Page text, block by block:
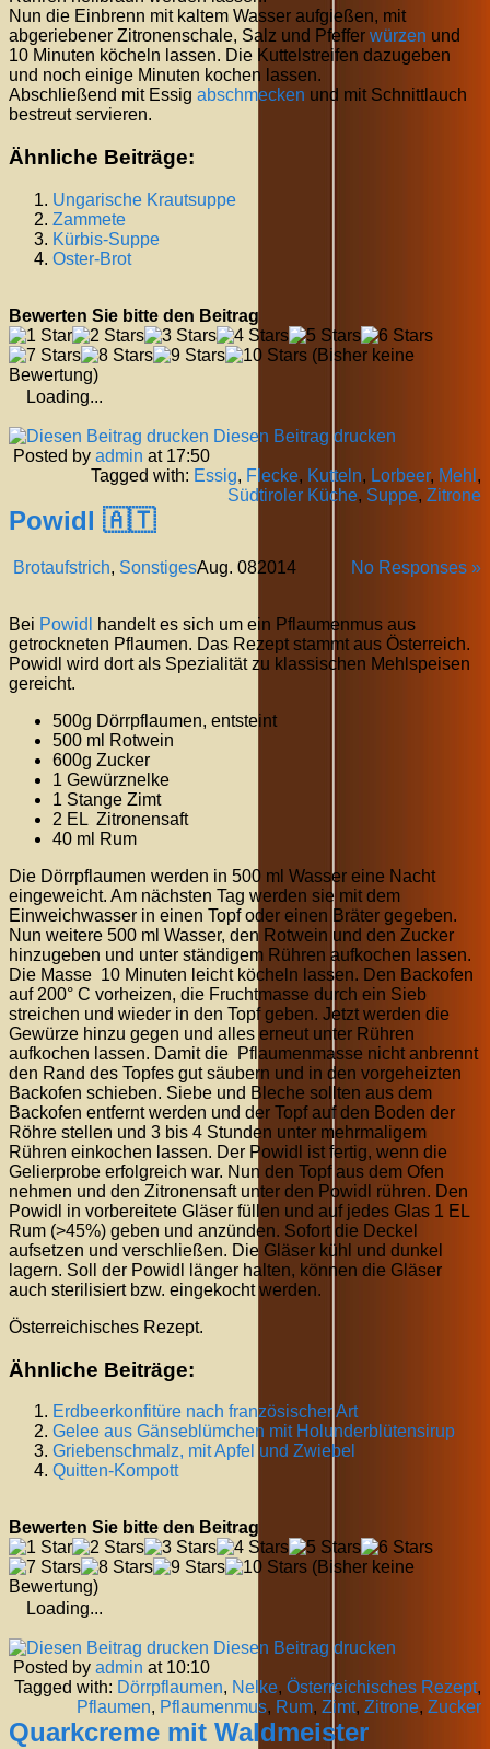
Nun die Einbrenn mit kaltem Wasser aufgießen, mit
abgeriebener Zitronenschale, Salz und Pfeffer würzen und
10 Minuten köcheln lassen. Die Kuttelstreifen dazugeben
und noch einige Minuten kochen lassen.
Abschließend mit Essig abschmecken und mit Schnittlauch
bestreut servieren.
Ähnliche Beiträge:
Ungarische Krautsuppe
Zammete
Kürbis-Suppe
Oster-Brot
Bewerten Sie bitte den Beitrag
(Bisher keine
Bewertung)
Loading...
Diesen Beitrag drucken
Posted by admin at 17:50
Tagged with: Essig, Flecke, Kutteln, Lorbeer, Mehl ,
Südtiroler Küche, Suppe, Zitrone
Powidl 🇦🇹
Brotaufstrich, Sonstiges No Responses »
Aug. 082014
Bei Powidl
handelt es sich um ein Pflaumenmus aus
getrockneten Pflaumen. Das Rezept stammt aus Österreich.
Powidl wird dort als Spezialität zu klassischen Mehlspeisen
gereicht.
500g Dörrpflaumen, entsteint
500 ml Rotwein
600g Zucker
1 Gewürznelke
1 Stange Zimt
2 EL Zitronensaft
40 ml Rum
Die Dörrpflaumen werden in 500 ml Wasser eine Nacht
eingeweicht. Am nächsten Tag werden sie mit dem
Einweichwasser in einen Topf oder einen Bräter gegeben.
Nun weitere 500 ml Wasser, den Rotwein und den Zucker
hinzugeben und unter ständigem Rühren aufkochen lassen.
Die Masse 10 Minuten leicht köcheln lassen. Den Backofen
auf 200° C vorheizen, die Fruchtmasse durch ein Sieb
streichen und wieder in den Topf geben. Jetzt werden die
Gewürze hinzu gegen und alles erneut unter Rühren
aufkochen lassen. Damit die Pflaumenmasse nicht anbrennt
den Rand des Topfes gut säubern und in den vorgeheizten
Backofen schieben. Siebe und Bleche sollten aus dem
Backofen entfernt werden und der Topf auf den Boden der
Röhre stellen und 3 bis 4 Stunden unter mehrmaligem
Rühren einkochen lassen. Der Powidl ist fertig, wenn die
Gelierprobe erfolgreich war. Nun den Topf aus dem Ofen
nehmen und den Zitronensaft unter den Powidl rühren. Den
Powidl in vorbereitete Gläser füllen und auf jedes Glas 1 EL
Rum (>45%) geben und anzünden. Sofort die Deckel
aufsetzen und verschließen. Die Gläser kühl und dunkel
lagern. Soll der Powidl länger halten, können die Gläser
auch sterilisiert bzw. eingekocht werden.
Österreichisches Rezept.
Ähnliche Beiträge:
Erdbeerkonfitüre nach französischer Art
Gelee aus Gänseblümchen mit Holunderblütensirup
Griebenschmalz, mit Apfel und Zwiebel
Quitten-Kompott
Bewerten Sie bitte den Beitrag
(Bisher keine
Bewertung)
Loading...
Diesen Beitrag drucken
Posted by admin at 10:10
Tagged with: Dörrpflaumen, Nelke, Österreichisches Rezept,
Pflaumen, Pflaumenmus, Rum, Zimt, Zitrone, Zucker
Quarkcreme mit Waldmeister